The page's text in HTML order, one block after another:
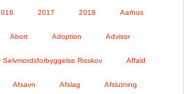
2017 2018 Aarhus
Abort Adoption Advisor
Selvmordsforbyggelse Risskov Affald
Afsavn Afslag Afslutning